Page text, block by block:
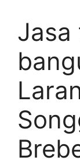
Jasa